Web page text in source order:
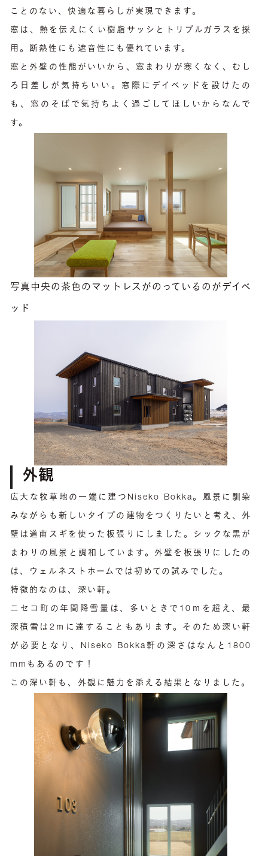
ことのない、快適な暮らしが実現できます。
窓は、熱を伝えにくい樹脂サッシとトリプルガラスを採
用。断熱性にも遮音性にも優れています。
窓と外壁の性能がいいから、窓まわりが寒くなく、むし
ろ日差しが気持ちいい。窓際にデイベッドを設けたの
も、窓のそばで気持ちよく過ごしてほしいからなんで
す。
写真中央の茶色のマットレスがのっているのがデイベ
ッド
外観
広大な牧草地の一端に建つNiseko Bokka。風景に馴染
みながらも新しいタイプの建物をつくりたいと考え、外
壁は道南スギを使った板張りにしました。シックな黒が
まわりの風景と調和しています。外壁を板張りにしたの
は、ウェルネストホームでは初めての試みでした。
特徴的なのは、深い軒。
ニセコ町の年間降雪量は、多いときで10ｍを超え、最
深積雪は2ｍに達することもあります。そのため深い軒
が必要となり、Niseko Bokka軒の深さはなんと1800
mmもあるのです！
この深い軒も、外観に魅力を添える結果となりました。